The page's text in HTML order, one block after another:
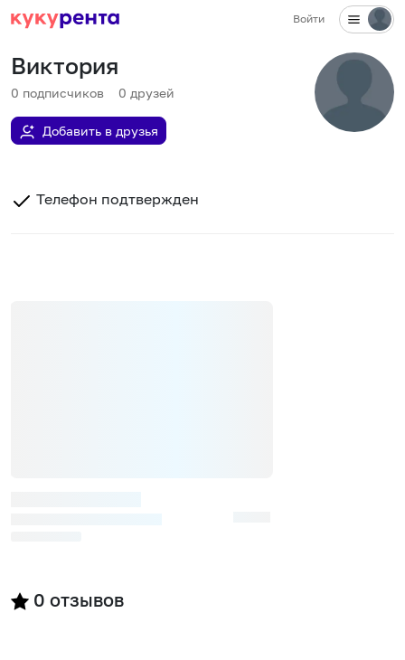
Войти
Виктория
0 подписчиков 0 друзей
Добавить в друзья
Телефон подтвержден
0 отзывов